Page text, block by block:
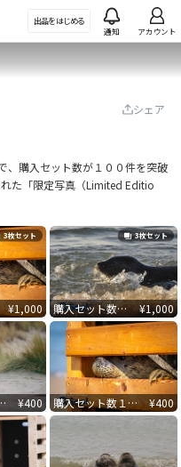
ンネップリ
出品をはじめる
通知 アカウント
シェア
、購入セット数が１００件を突破
た「限定写真（Limited Editio
複数枚
3枚セット
¥1,000
複数枚
3枚セット
購入セット数１００枚突破記念３枚セットB ¥1,000
「ここにいるよ」 ¥400 購入セット数１００枚突破記念「海だ！」 ¥400